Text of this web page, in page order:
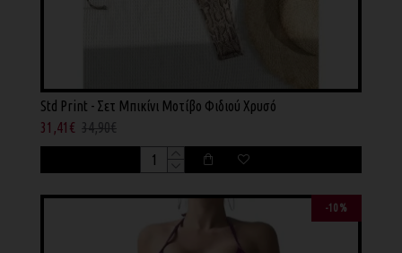
Std Print - Σετ Μπικίνι Μοτίβο Φιδιού Χρυσό
31,41€ 34,90€
-10 %